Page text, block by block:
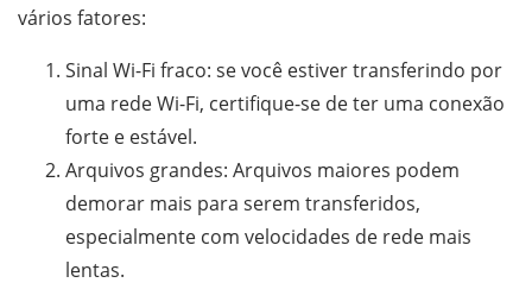
vários fatores:
Sinal Wi-Fi fraco: se você estiver transferindo por
uma rede Wi-Fi, certifique-se de ter uma conexão
forte e estável.
Arquivos grandes: Arquivos maiores podem
demorar mais para serem transferidos,
especialmente com velocidades de rede mais
lentas.